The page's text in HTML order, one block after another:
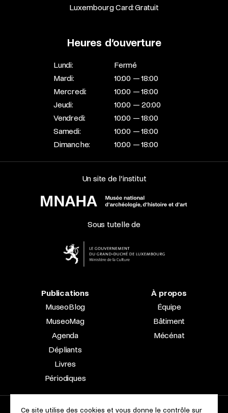
Luxembourg Card: Gratuit
Heures d’ouverture
Lundi:
Fermé
Mardi:
10:00 — 18:00
Mercredi:
10:00 — 18:00
Jeudi:
10:00 — 20:00
Vendredi:
10:00 — 18:00
Samedi:
10:00 — 18:00
Dimanche:
10:00 — 18:00
Un site de l’institut
Sous tutelle de
Publications
MuseoBlog
MuseoMag
Agenda
Dépliants
Livres
Périodiques
À propos
Équipe
Bâtiment
Mécénat
Ce site utilise des cookies et vous donne le contrôle sur